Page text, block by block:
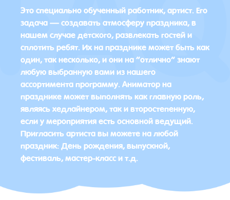
Это специально обученный работник, артист. Его
задача — создавать атмосферу праздника, в
нашем случае детского, развлекать гостей и
сплотить ребят. Их на празднике может быть как
один, так несколько, и они на “отлично” знают
любую выбранную вами из нашего
ассортимента программу. Аниматор на
празднике может выполнять как главную роль,
являясь хедлайнером, так и второстепенную,
если у мероприятия есть основной ведущий.
Пригласить артиста вы можете на любой
праздник: День рождения, выпускной,
фестиваль, мастер-класс и т.д.